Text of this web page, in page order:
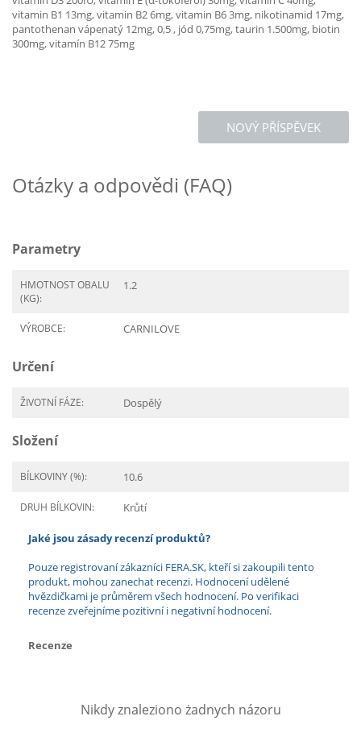
vitamin B1 13mg, vitamin B2 6mg, vitamin B6 3mg, nikotinamid 17mg,
pantothenan vápenatý 12mg, 0,5 , jód 0,75mg, taurin 1.500mg, biotin
300mg, vitamín B12 75mg
NOVÝ PŘÍSPĚVEK
Otázky a odpovědi (FAQ)
Parametry
HMOTNOST OBALU
(KG):
1.2
VÝROBCE: CARNILOVE
Určení
ŽIVOTNÍ FÁZE: Dospělý
Složení
BÍLKOVINY (%): 10.6
DRUH BÍLKOVIN: Krůtí
Jaké jsou zásady recenzí produktů?
Pouze registrovaní zákazníci FERA.SK, kteří si zakoupili tento
produkt, mohou zanechat recenzi. Hodnocení udělené
hvězdičkami je průměrem všech hodnocení. Po verifikaci
recenze zveřejníme pozitivní i negativní hodnocení.
Recenze
Nikdy znaleziono żadnych názoru